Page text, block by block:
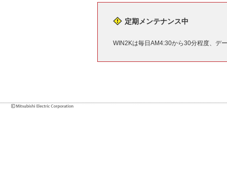
定期メンテナンス中
WIN2Kは毎日AM4:30から30分程度、デ